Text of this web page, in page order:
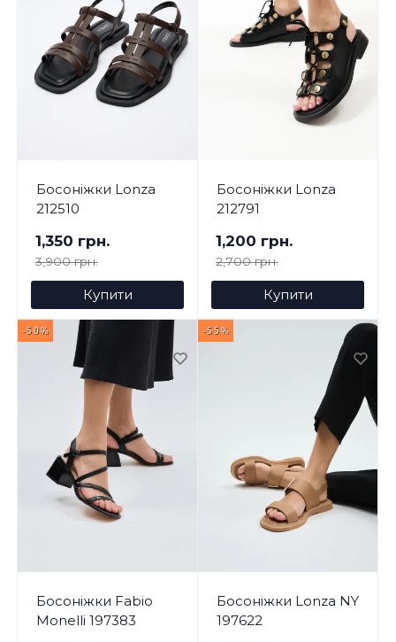
Босоніжки Lonza
212510
1,350 грн.
3,900 грн.
Купити
Босоніжки Lonza
212791
1,200 грн.
2,700 грн.
Купити
-50%
Босоніжки Fabio
Monelli 197383
-55%
Босоніжки Lonza NY
197622